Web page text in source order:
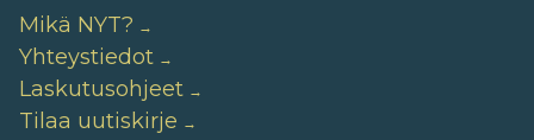
Mikä NYT?
Yhteystiedot
Laskutusohjeet
Tilaa uutiskirje